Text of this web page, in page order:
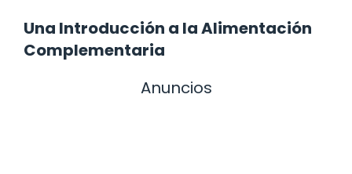
Una Introducción a la Alimentación
Complementaria
Anuncios